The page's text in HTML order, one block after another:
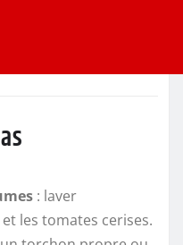
: laver
les tomates cerises.